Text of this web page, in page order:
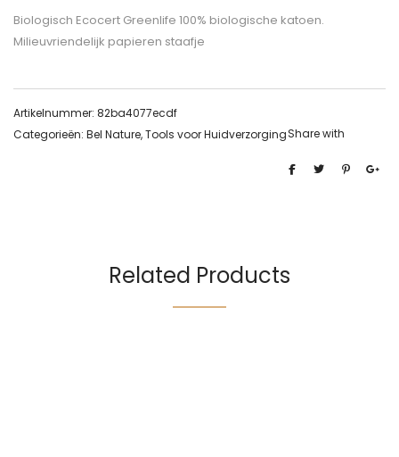
Biologisch Ecocert Greenlife 100% biologische katoen.
Milieuvriendelijk papieren staafje
Artikelnummer: 82ba4077ecdf
Categorieën: Bel Nature,Tools voor HuidverzorgingShare with
Related Products